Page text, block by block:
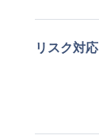
リスク対応